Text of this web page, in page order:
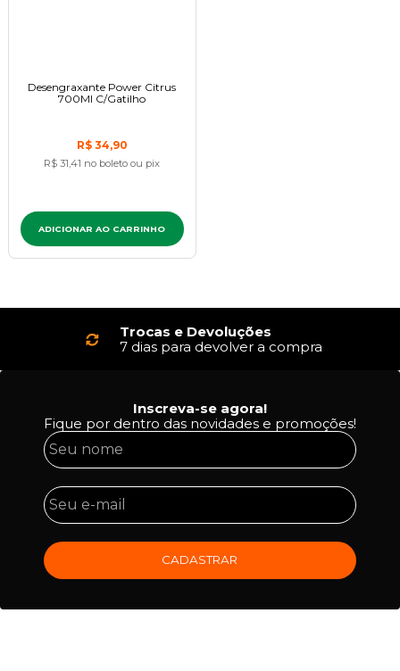
Desengraxante Power Citrus
700Ml C/Gatilho
R$ 34,90
R$ 31,41 no boleto ou pix
ADICIONAR AO CARRINHO
Trocas e Devoluções
7 dias para devolver a compra
Inscreva-se agora!
Fique por dentro das novidades e promoções!
CADASTRAR